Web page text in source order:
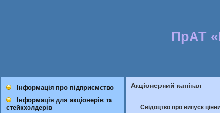
ПрАТ
Інформація про підприємство
Інформація для акціонерів та
стейкхолдерів
Акціонерний капітал
Свідоцтво про випуск